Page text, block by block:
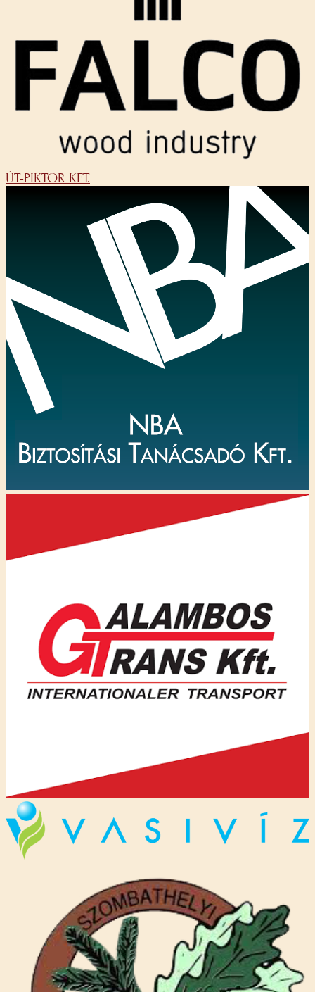
ÚT-PIKTOR KFT.